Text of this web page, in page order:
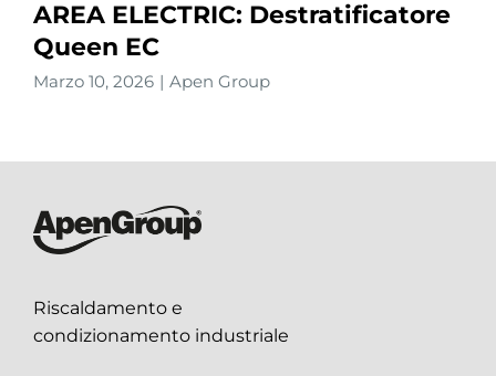
AREA ELECTRIC: Destratificatore
Queen EC
Marzo 10, 2026 | Apen Group
Riscaldamento e
condizionamento industriale